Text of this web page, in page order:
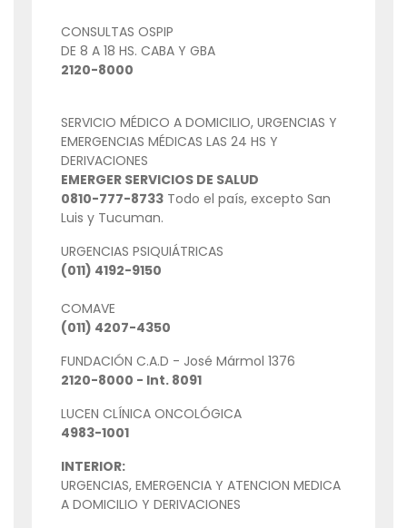
CONSULTAS OSPIP
DE 8 A 18 HS. CABA Y GBA
2120-8000
SERVICIO MÉDICO A DOMICILIO, URGENCIAS Y
EMERGENCIAS MÉDICAS LAS 24 HS Y
DERIVACIONES
EMERGER SERVICIOS DE SALUD
0810-777-8733 Todo el país, excepto San
Luis y Tucuman.
URGENCIAS PSIQUIÁTRICAS
(011) 4192-9150
COMAVE
(011) 4207-4350
FUNDACIÓN C.A.D - José Mármol 1376
2120-8000 - Int. 8091
LUCEN CLÍNICA ONCOLÓGICA
4983-1001
INTERIOR:
URGENCIAS, EMERGENCIA Y ATENCION MEDICA
A DOMICILIO Y DERIVACIONES